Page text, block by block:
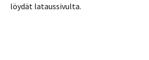
löydät lataussivulta.